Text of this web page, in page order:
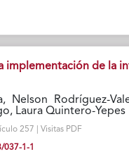
implementación de la
Nelson Rodríguez-
Laura Quintero-Yepes
257 | Visitas PDF
037-1-1